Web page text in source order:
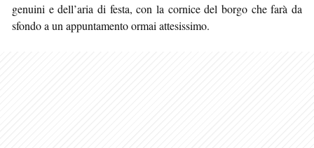
genuini e dell’aria di festa, con la cornice del borgo che farà da
sfondo a un appuntamento ormai attesissimo.